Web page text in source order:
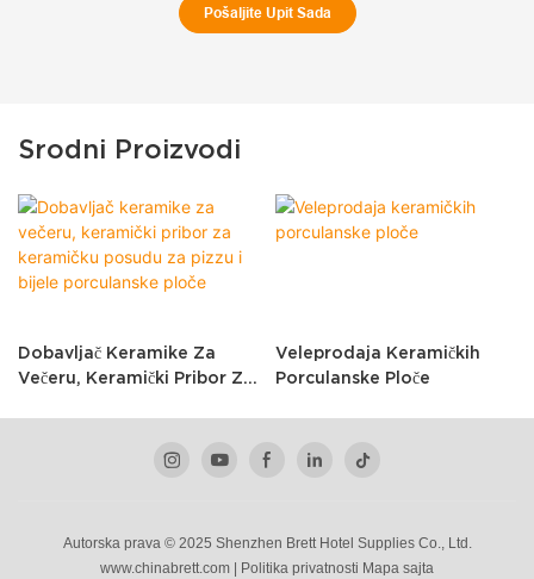
Pošaljite Upit Sada
Srodni Proizvodi
Dobavljač Keramike Za
Večeru, Keramički Pribor Za
Veleprodaja Keramičkih
Porculanske Ploče
Autorska prava © 2025 Shenzhen Brett Hotel Supplies Co., Ltd.
www.chinabrett.com
Politika privatnosti Mapa sajta